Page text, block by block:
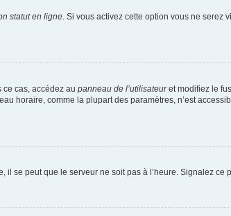
statut en ligne. Si vous activez cette option vous ne serez
ce cas, accédez au panneau de l’utilisateuret modifiez le
horaire, comme la plupart des paramètres, n’est
se peut que le serveur ne soit pas à l’heure. Signalez ce